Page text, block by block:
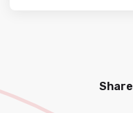
Share